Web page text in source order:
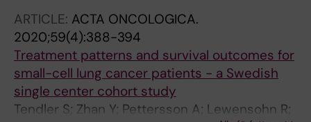
Garralda E; Piris-Gimenez A; Baumann M;
Apolone G; Soria JC; Tabernero J; Caldas C;
Voest EE
ARTICLE: ACTA ONCOLOGICA.
2020;59(4):388-394
Treatment patterns and survival outcomes for
small-cell lung cancer patients - a Swedish
single center cohort study
Tendler S; Zhan Y; Pettersson A; Lewensohn R;